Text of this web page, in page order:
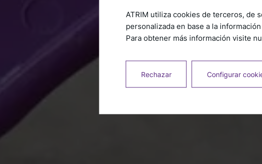
ATRIM utiliza cookies de terceros, de
personalizada en base a la
Para obtener más información visite
Rechazar Configurar